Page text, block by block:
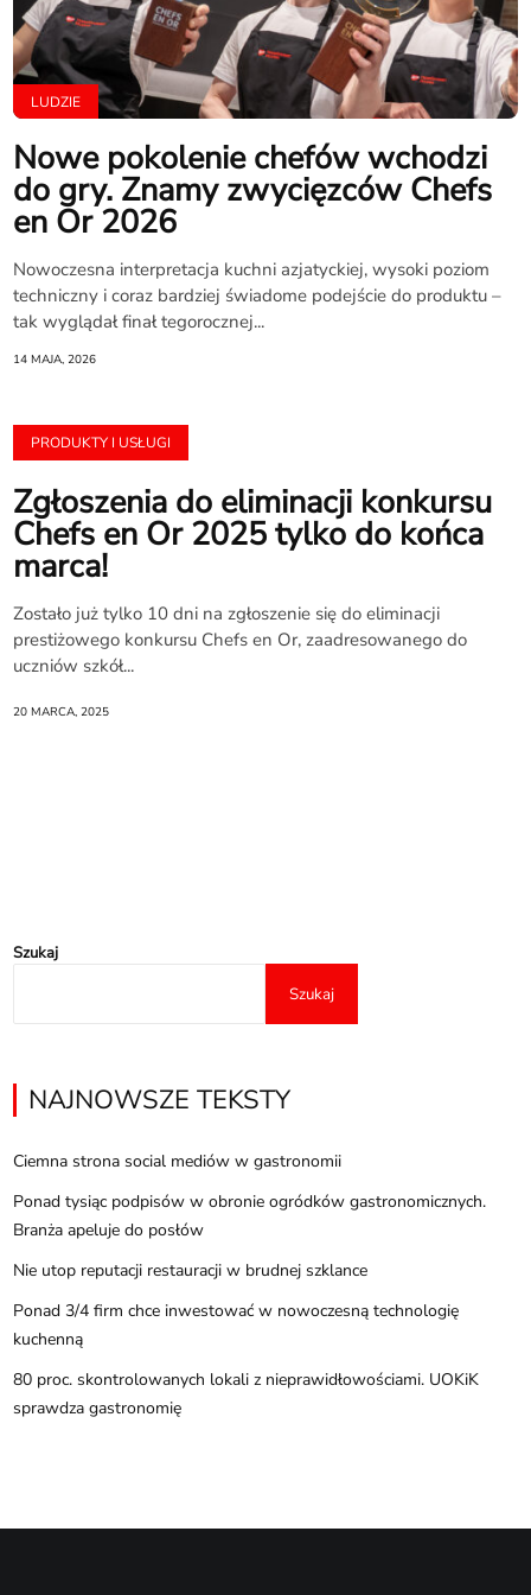
LUDZIE
Nowe pokolenie chefów wchodzi
do gry. Znamy zwycięzców Chefs
en Or 2026
Nowoczesna interpretacja kuchni azjatyckiej, wysoki poziom
techniczny i coraz bardziej świadome podejście do produktu –
tak wyglądał finał tegorocznej...
14 MAJA, 2026
PRODUKTY I USŁUGI
Zgłoszenia do eliminacji konkursu
Chefs en Or 2025 tylko do końca
marca!
Zostało już tylko 10 dni na zgłoszenie się do eliminacji
prestiżowego konkursu Chefs en Or, zaadresowanego do
uczniów szkół...
20 MARCA, 2025
Szukaj
Szukaj
NAJNOWSZE TEKSTY
Ciemna strona social mediów w gastronomii
Ponad tysiąc podpisów w obronie ogródków gastronomicznych.
Branża apeluje do posłów
Nie utop reputacji restauracji w brudnej szklance
Ponad 3/4 firm chce inwestować w nowoczesną technologię
kuchenną
80 proc. skontrolowanych lokali z nieprawidłowościami. UOKiK
sprawdza gastronomię